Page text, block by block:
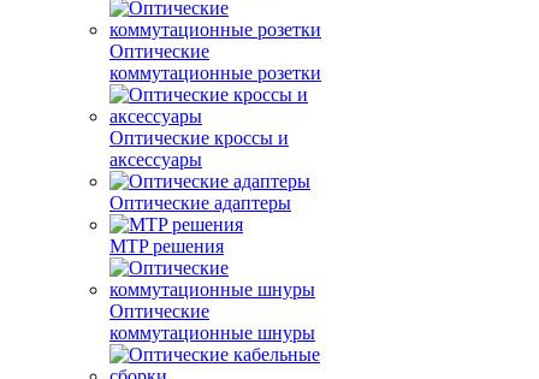
Оптические
коммутационные розетки
Оптические кроссы и
аксессуары
Оптические адаптеры
MTP решения
Оптические
коммутационные шнуры